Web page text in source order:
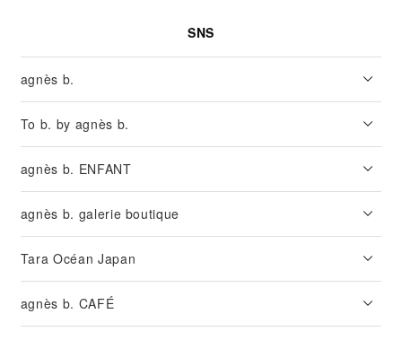
SNS
agnès b.
To b. by agnès b.
agnès b. ENFANT
agnès b. galerie boutique
Tara Océan Japan
agnès b. CAFÉ